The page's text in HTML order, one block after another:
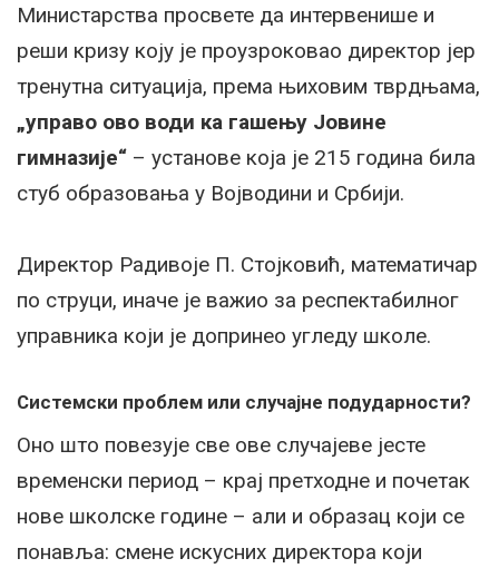
Министарства просвете да интервенише и
реши кризу коју је проузроковао директор јер
тренутна ситуација, према њиховим тврдњама,
„управо ово води ка гашењу Јовине
гимназије“ – установе која је 215 година била
стуб образовања у Војводини и Србији.
Директор Радивоје П. Стојковић, математичар
по струци, иначе је важио за респектабилног
управника који је допринео угледу школе.
Системски проблем или случајне подударности?
Оно што повезује све ове случајеве јесте
временски период – крај претходне и почетак
нове школске године – али и образац који се
понавља: смене искусних директора који